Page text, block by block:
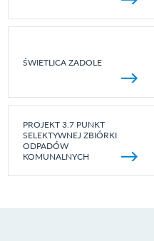
ŚWIETLICA ZADOLE
PROJEKT 3.7 PUNKT
SELEKTYWNEJ ZBIÓRKI
ODPADÓW
KOMUNALNYCH